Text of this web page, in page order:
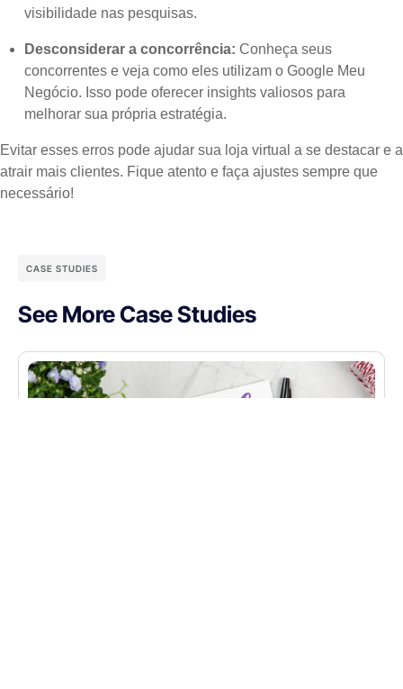
visibilidade nas pesquisas.
Desconsiderar a concorrência: Conheça seus
concorrentes e veja como eles utilizam o Google Meu
Negócio. Isso pode oferecer insights valiosos para
melhorar sua própria estratégia.
Evitar esses erros pode ajudar sua loja virtual a se destacar e a
atrair mais clientes. Fique atento e faça ajustes sempre que
necessário!
CASE STUDIES
See More Case Studies